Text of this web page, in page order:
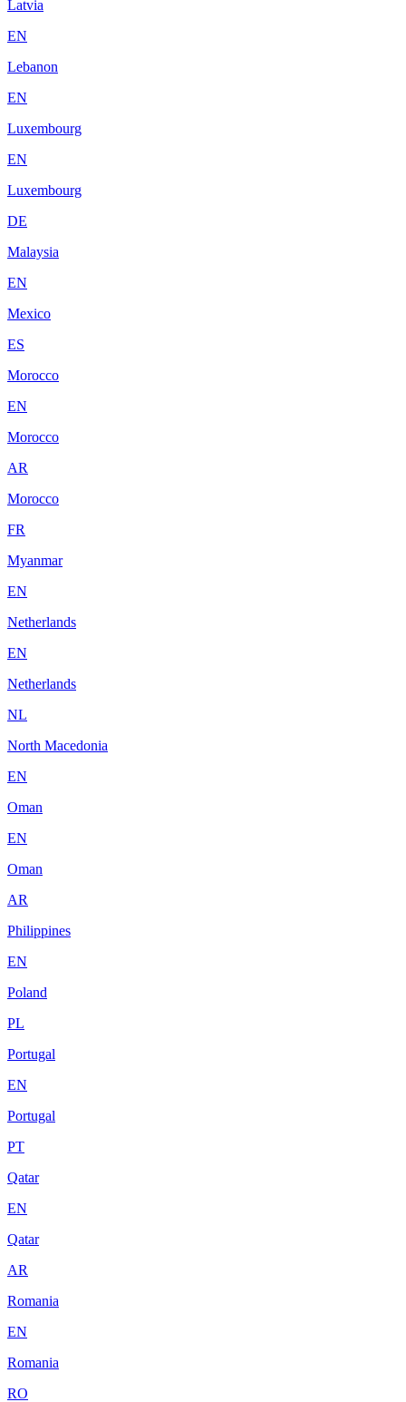
Latvia
EN
Lebanon
EN
Luxembourg
EN
Luxembourg
DE
Malaysia
EN
Mexico
ES
Morocco
EN
Morocco
AR
Morocco
FR
Myanmar
EN
Netherlands
EN
Netherlands
NL
North Macedonia
EN
Oman
EN
Oman
AR
Philippines
EN
Poland
PL
Portugal
EN
Portugal
PT
Qatar
EN
Qatar
AR
Romania
EN
Romania
RO